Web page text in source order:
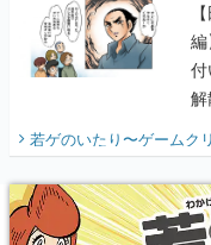
編
若ゲのいたり〜ゲームク